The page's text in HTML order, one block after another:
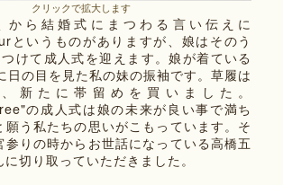
クリックで拡大します
から結婚式にまつわる言い伝えに
というものがありますが、娘はそのう
けて成人式を迎えます。娘が着ている
日の目を見た私の妹の振袖です。草履は
新たに帯留めを買いました。
の成人式は娘の未来が良い事で満ち
願う私たちの思いがこもっています。そ
参りの時からお世話になっている高橋五
切り取っていただきました。